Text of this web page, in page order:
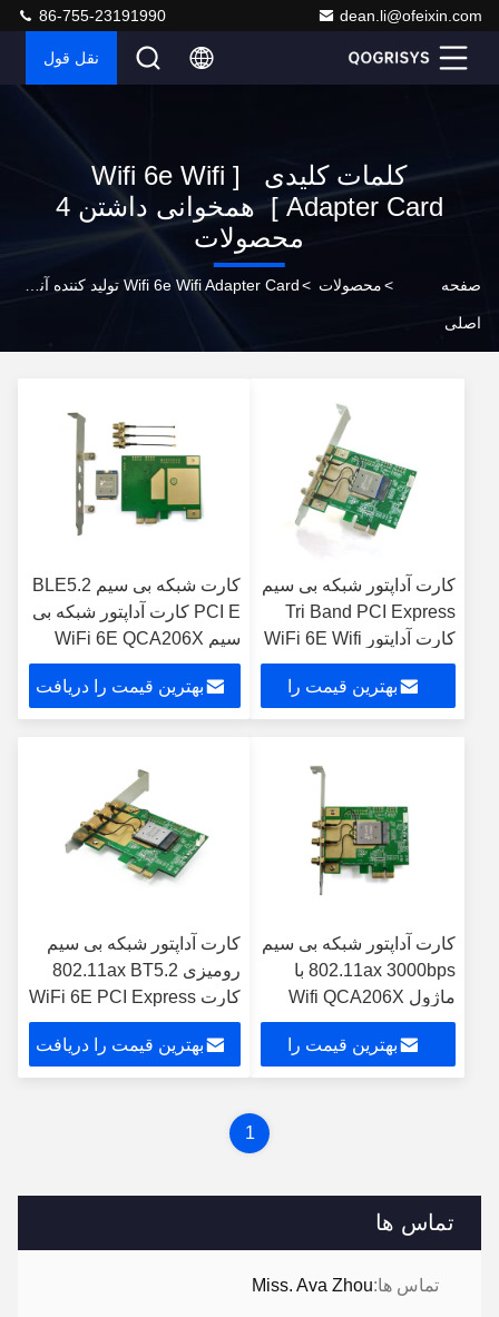
dean.li@ofeixin.com
86-755-23191990
نقل قول
کلمات کلیدی [ Wifi 6e Wifi
Adapter Card ] همخوانی داشتن 4
محصولات
صفحه
اصلی
>محصولات >
تماس ها
تماس ها:Miss. Ava Zhou
کارت آداپتور شبکه بی سیم
Tri Band PCI Express
کارت آداپتور WiFi 6E Wifi
بهترین قیمت را
کارت شبکه بی سیم BLE5.2
PCI E کارت آداپتور شبکه بی
سیم WiFi 6E QCA206X
3000Mbps
بهترین قیمت را دریافت
کارت آداپتور شبکه بی سیم
802.11ax 3000bps با
ماژول Wifi QCA206X
بهترین قیمت را
کارت آداپتور شبکه بی سیم
رومیزی 802.11ax BT5.2
کارت WiFi 6E PCI Express
برای Win10
بهترین قیمت را دریافت
1